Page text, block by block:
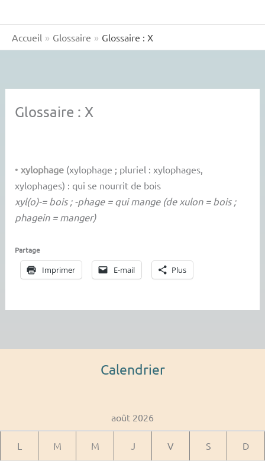
Accueil Glossaire Glossaire : X
Glossaire : X
•xylophage (xylophage ; pluriel : xylophages,
xylophages) : qui se nourrit de bois
xyl(o)-= bois ; -phage = qui mange (de xulon = bois ;
phagein = manger)
Partage
Imprimer E-mail Plus
Calendrier
août 2026
L M M J V S D